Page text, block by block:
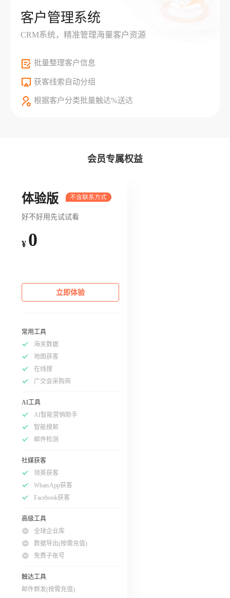
客户管理系统
CRM系统，精准管理海量客户资源
批量整理客户信息
获客线索自动分组
根据客户分类批量触达%送达
会员专属权益
体验版
好不好用先试试看
¥ 0
立即体验
常用工具
海关数据
地图获客
在线搜
广交会采购商
AI工具
AI智能营销助手
智能搜邮
邮件检测
社媒获客
领英获客
WhatsApp获客
Facebook获客
高级工具
全球企业库
数据导出(按需充值)
免费子账号
触达工具
邮件群发(按需充值)